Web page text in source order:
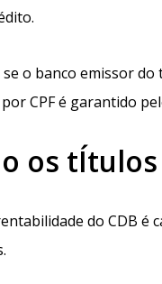
se o banco emissor
por CPF é garantido
os tÍtulos
do CDB é